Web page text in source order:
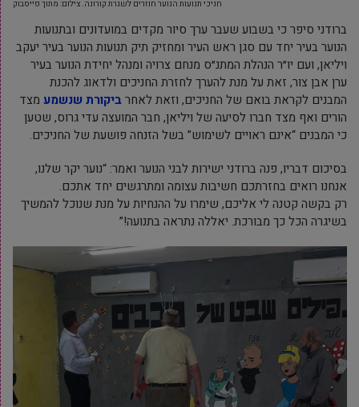
חניכי תנועות הנוער חוזרים לשגרת קורונה. צילום: מתוך פייסבוק
ברודני סיפר כי בשבוע שעבר ערך סיור מקדים במועדונים ובתנועות
הנוער בעיר יחד עם סגן ראש העיר ומחזיק תיק תנועות הנוער בעיר יעקב
ויליאן, ועם יו״ר הנהלת המתנ״ס מנחם צרויה ומנהל יחידת הנוער בעיר
ערן אבן צור, זאת על מנת להערך לחזרת החניכים ולדאוג להכנת
המבנים לקראת בואם של החניכים, וזאת לאחרביקורת שנשמע מצד
הורים ואף מצד חברו לסיעה של ויליאן, חבר המועצה עדי גרוס, שטען
כי המבנים “אינם ראויים לשימוש” בשל הזנחה פושעת של החניכים.
בסיכום דבריו, פנה ברודני ישירות לבני הנוער ואמר: “נוער יקר שלנו,
אנחנו רואים בחזרתכם חשיבות עצומה ומתרגשים יחד אתכם.
רק בקשה קטנה לי אליכם, שימרו על ההנחיות על מנת שנוכל להמשיך
בשיגרה הכל כך מבורכת. יאללה נתראה בתנועה!”